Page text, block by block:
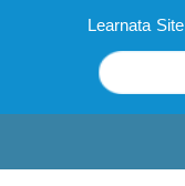
Learnata Site